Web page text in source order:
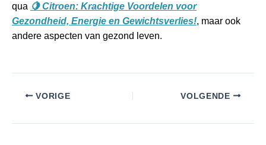
qua 🍋 Citroen: Krachtige Voordelen voor
Gezondheid, Energie en Gewichtsverlies!, maar ook
andere aspecten van gezond leven.
VORIGE VOLGENDE